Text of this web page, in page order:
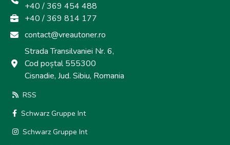
+40 / 369 454 488
+40 / 369 814 177
contact@vreautoner.ro
Strada Transilvaniei Nr. 6,
Cod poștal 555300
Cisnadie, Jud. Sibiu, Romania
RSS
Schwarz Gruppe Int
Schwarz Gruppe Int